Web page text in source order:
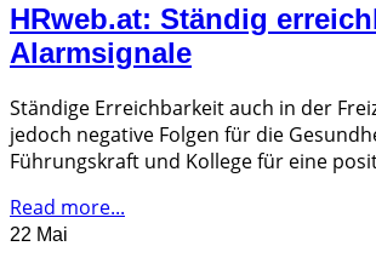
HRweb.at: Ständig
Alarmsignale
Ständige Erreichbarkeit auch in der
jedoch negative Folgen für die
Führungskraft und Kollege für eine
Read more...
22 Mai